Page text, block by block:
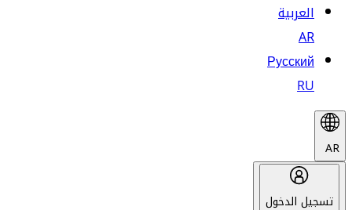
العربية
AR
Русский
RU
AR
تسجيل الدخول